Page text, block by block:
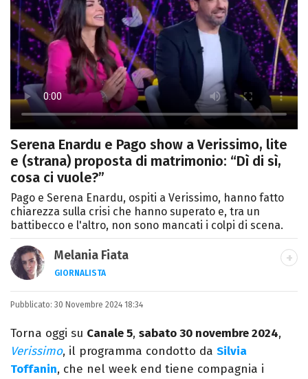
Serena Enardu e Pago show a Verissimo, lite
e (strana) proposta di matrimonio: “Dì di sì,
cosa ci vuole?”
Pago e Serena Enardu, ospiti a Verissimo, hanno fatto
chiarezza sulla crisi che hanno superato e, tra un
battibecco e l'altro, non sono mancati i colpi di scena.
Melania Fiata
GIORNALISTA
Laureata in Lettere, divoratrice di libri e
Pubblicato: 30 Novembre 2024 18:34
Torna oggi su Canale 5, sabato 30 novembre 2024,
Verissimo, il programma condotto da Silvia
Toffanin, che nel week end tiene compagnia i